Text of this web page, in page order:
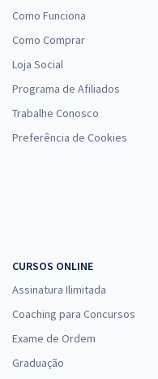
Como Funciona
Como Comprar
Loja Social
Programa de Afiliados
Trabalhe Conosco
Preferência de Cookies
CURSOS ONLINE
Assinatura Ilimitada
Coaching para Concursos
Exame de Ordem
Graduação